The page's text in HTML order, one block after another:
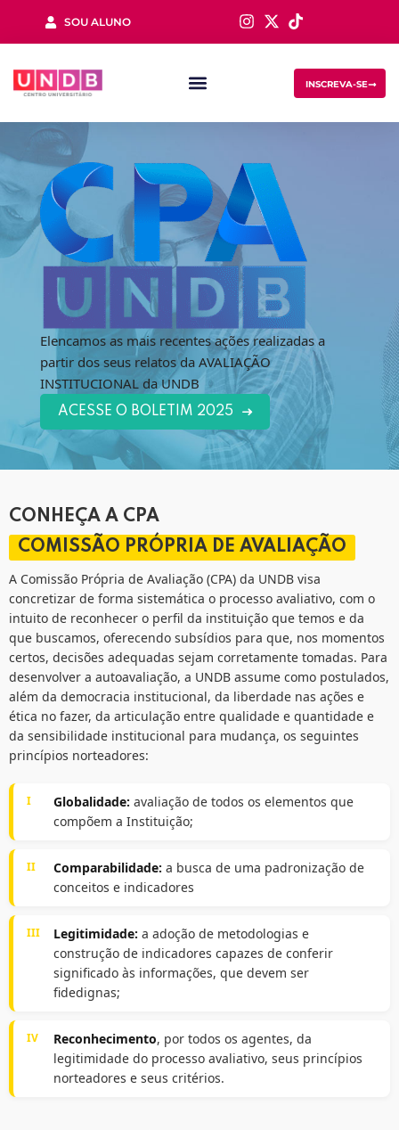
SOU ALUNO
INSCREVA-SE
Elencamos as mais recentes ações realizadas a
partir dos seus relatos da AVALIAÇÃO
INSTITUCIONAL da UNDB
ACESSE O BOLETIM 2025
CONHEÇA A CPA
COMISSÃO PRÓPRIA DE AVALIAÇÃO
A Comissão Própria de Avaliação (CPA) da UNDB visa
concretizar de forma sistemática o processo avaliativo, com o
intuito de reconhecer o perfil da instituição que temos e da
que buscamos, oferecendo subsídios para que, nos momentos
certos, decisões adequadas sejam corretamente tomadas. Para
desenvolver a autoavaliação, a UNDB assume como postulados,
além da democracia institucional, da liberdade nas ações e
ética no fazer, da articulação entre qualidade e quantidade e
da sensibilidade institucional para mudança, os seguintes
princípios norteadores:
I Globalidade: avaliação de todos os elementos que
compõem a Instituição;
II Comparabilidade: a busca de uma padronização de
conceitos e indicadores
III Legitimidade: a adoção de metodologias e
construção de indicadores capazes de conferir
significado às informações, que devem ser
fidedignas;
IV Reconhecimento, por todos os agentes, da
legitimidade do processo avaliativo, seus princípios
norteadores e seus critérios.
Remember me Lost your password?